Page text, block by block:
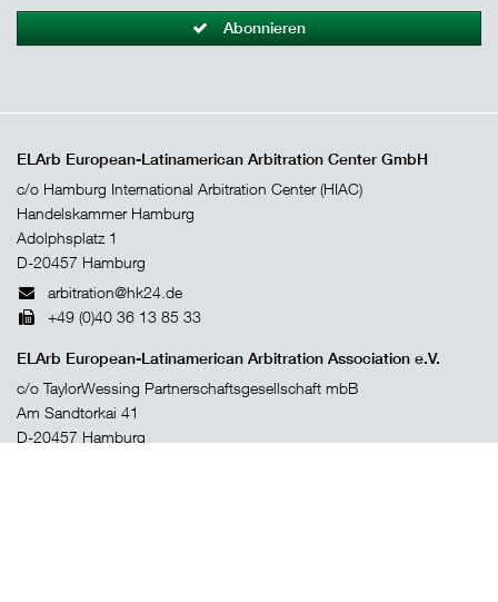
Abonnieren
ELArb European-Latinamerican Arbitration Center GmbH
c/o Hamburg International Arbitration Center (HIAC)
Handelskammer Hamburg
Adolphsplatz 1
D-20457 Hamburg
arbitration@hk24.de
+49 (0)40 36 13 85 33
ELArb European-Latinamerican Arbitration Association e.V.
c/o TaylorWessing Partnerschaftsgesellschaft mbB
Am Sandtorkai 41
D-20457 Hamburg